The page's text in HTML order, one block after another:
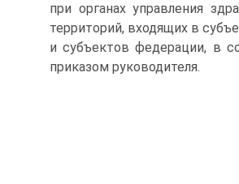
при органах управления
территорий, входящих в
и субъектов федерации, в
приказом руководителя.